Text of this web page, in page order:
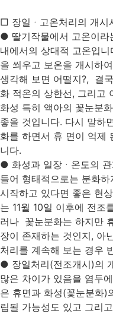
□ 장일ᆞ고온처리의 개시
● 딸기작물에서 고온이라
내에서의 상대적 고온입
을 씌우고 보온을 개시하
생각해 보면 어떨지?, 결
화 적온의 상한선, 그리고
화성 특히 액아의 꽃눈분
좋을 것입니다. 다시 말하
화를 하면서 휴 면이 억제
니다.
● 화성과 일장ᆞ온도의 관
들어 형태적으로는 분화
시작하고 있다면 좋은 현
는 11월 10일 이후에 전조
러나 꽃눈분화는 하지만
장이 존재하는 것인지, 아
처리를 계속해 보는 경우
● 장일처리(전조개시)의
많은 차이가 있음을 염두
은 휴면과 화성(꽃눈분화)
립될 가능성도 있고 그리